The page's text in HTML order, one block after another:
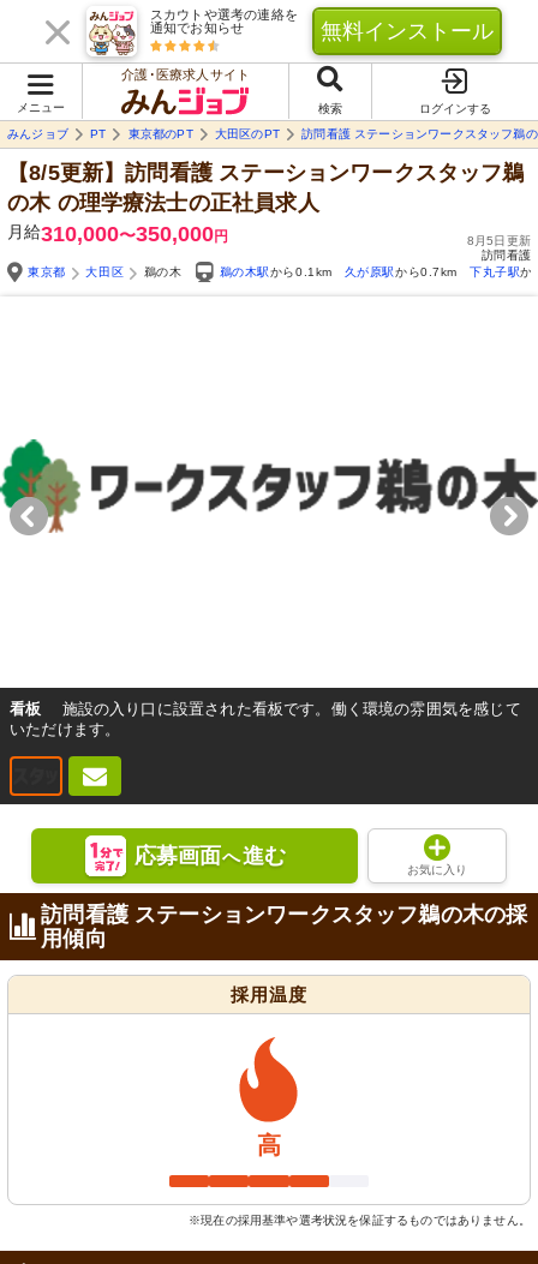
スカウトや選考の連絡を
通知でお知らせ
無料インストール
メニュー
介護･医療求人サイト
検索
ログインする
みんジョブ
PT 東京都のPT 大田区のPT 訪問看護 ステーションワークスタッフ鵜
【8/5更新】訪問看護 ステーションワークスタッフ鵜
の木の理学療法士の正社員求人
月給310,000〜350,000円
8月5日更新
訪問看護
東京都
大田区 鵜の木 鵜の木駅から0.1km 久が原駅から0.7km 下丸子駅か
看板
施設の入り口に設置された看板です。働く環境の雰囲気を感じて
いただけます。
応募画面へ進む
お気に入り
訪問看護 ステーションワークスタッフ鵜の木の採
用傾向
採用温度
高
※現在の採用基準や選考状況を保証するものではありません。